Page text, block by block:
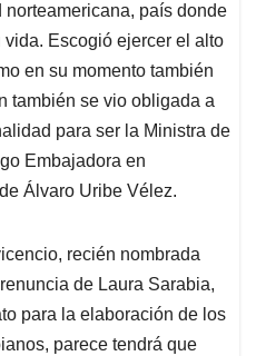
país donde
Escogió ejercer el alto
en su momento también
también se vio obligada a
para ser la Ministra de
Embajadora en
Álvaro Uribe Vélez.
recién nombrada
de Laura Sarabia,
para la elaboración de los
parece tendrá que